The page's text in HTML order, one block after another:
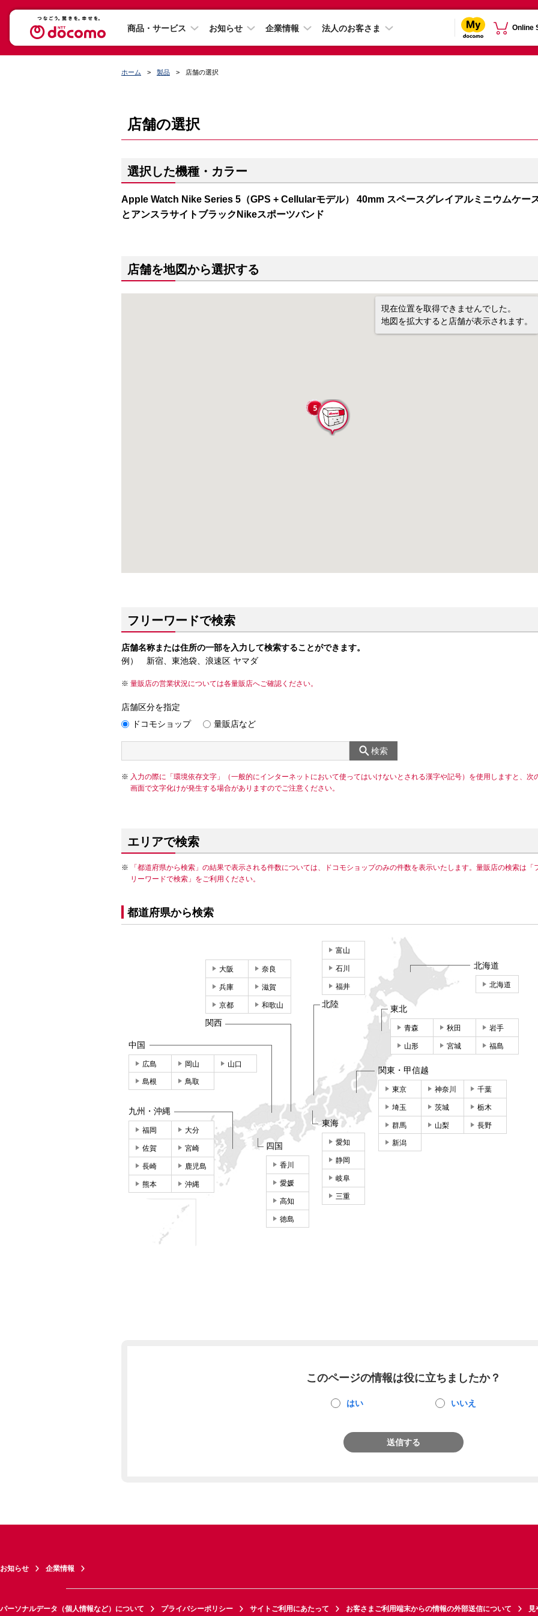
商品・サービス お知らせ 企業情報 法人のお客さま Online
ホーム 製品 店舗の選択
店舗の選択
選択した機種・カラー
Apple Watch Nike Series 5（GPS + Cellularモデル） 40mm スペースグレイアルミニウムケー
とアンスラサイトブラックNikeスポーツバンド
店舗を地図から選択する
現在位置を取得できませんでした。
地図を拡大すると店舗が表示されます。
フリーワードで検索
店舗名称または住所の一部を入力して検索することができます。
例） 新宿、東池袋、浪速区 ヤマダ
量販店の営業状況については各量販店へご確認ください。
店舗区分を指定
ドコモショップ
量販店など
検索
入力の際に「環境依存文字」（一般的にインターネットにおいて使ってはいけないとされる漢字や記号）を使用しますと、次
画面で文字化けが発生する場合がありますのでご注意ください。
エリアで検索
「都道府県から検索」の結果で表示される件数については、ドコモショップのみの件数を表示いたします。量販店の検索は「
リーワードで検索」をご利用ください。
都道府県から検索
北海道
北海道
東北
青森 秋田 岩手
山形 宮城 福島
関東・甲信越
東京 神奈川 千葉
埼玉 茨城 栃木
群馬 山梨 長野
新潟
東海
愛知
静岡
岐阜
三重
富山
石川
福井
北陸
大阪 奈良
兵庫 滋賀
京都 和歌山
関西
中国
広島 岡山 山口
島根 鳥取
四国
香川
愛媛
高知
徳島
九州・沖縄
福岡 大分
佐賀 宮崎
長崎 鹿児島
熊本 沖縄
このページの情報は役に立ちましたか？
はい いいえ
送信する
お知らせ 企業情報
パーソナルデータ（個人情報など）について プライバシーポリシー サイトご利用にあたって お客さまご利用端末からの情報の外部送信について 見